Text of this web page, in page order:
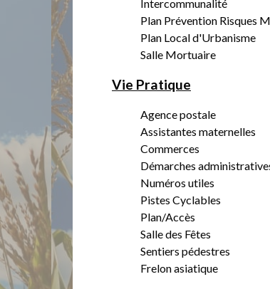
Intercommunalité
Plan Prévention Risques
Plan Local d'Urbanisme
Salle Mortuaire
Vie Pratique
Agence postale
Assistantes maternelles
Commerces
Démarches
Numéros utiles
Pistes Cyclables
Plan/Accès
Salle des Fêtes
Sentiers pédestres
Frelon asiatique